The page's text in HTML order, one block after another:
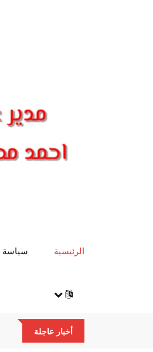
الرئيسية سياسة
أخبار عاجلة
وكيل وزارة الصحة